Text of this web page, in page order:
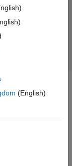
(English)